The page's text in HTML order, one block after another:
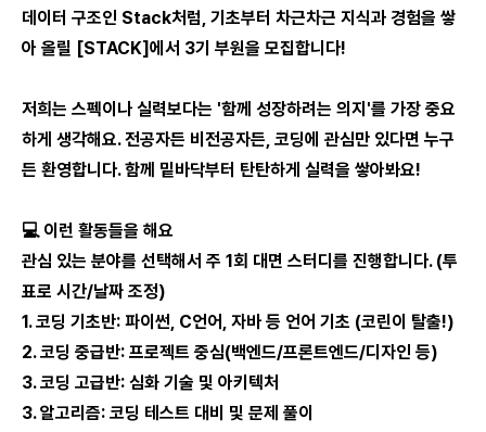
데이터 구조인 Stack처럼, 기초부터 차근차근 지식과 경험을 쌓
아 올릴 [STACK]에서 3기 부원을 모집합니다!
저희는 스펙이나 실력보다는 '함께 성장하려는 의지'를 가장 중요
하게 생각해요. 전공자든 비전공자든, 코딩에 관심만 있다면 누구
든 환영합니다. 함께 밑바닥부터 탄탄하게 실력을 쌓아봐요!
💻 이런 활동들을 해요
관심 있는 분야를 선택해서 주 1회 대면 스터디를 진행합니다. (투
표로 시간/날짜 조정)
1. 코딩 기초반: 파이썬, C언어, 자바 등 언어 기초 (코린이 탈출!)
2. 코딩 중급반: 프로젝트 중심(백엔드/프론트엔드/디자인 등)
3. 코딩 고급반: 심화 기술 및 아키텍처
3. 알고리즘: 코딩 테스트 대비 및 문제 풀이